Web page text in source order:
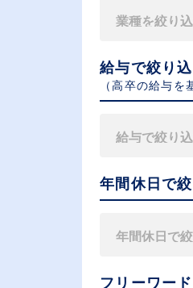
給与で絞り
（⾼卒の給与を
年間休日で
フリーワー